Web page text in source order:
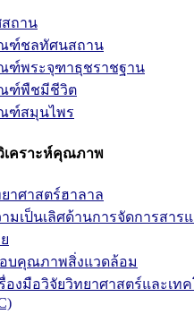
ถาน
ฑ์ชลทัศนสถาน
ฑ์พระจุฑาธุชราชฐาน
ฑ์พืชมีชีวิต
ฑ์สมุนไพร
เคราะห์คุณภาพ
าศาสตร์ฮาลาล
มเป็นเลิศด้านการจัดการสารแ
บคุณภาพสิ่งแวดล้อม
องมือวิจัยวิทยาศาสตร์และเท